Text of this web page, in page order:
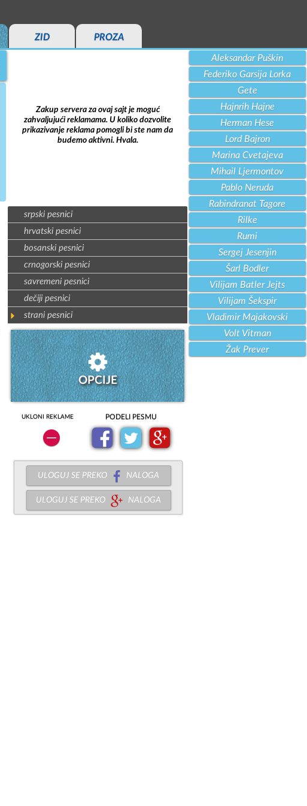
ZID PROZA
Zakup servera za ovaj sajt je moguć
zahvaljujući reklamama. U koliko dozvolite
prikazivanje reklama pomogli bi ste nam da
budemo aktivni. Hvala.
srpski pesnici
hrvatski pesnici
bosanski pesnici
crnogorski pesnici
savremeni pesnici
dečiji pesnici
strani pesnici
OPCIJE
UKLONI REKLAME PODELI PESMU
ULOGUJ SE PREKO NALOGA
ULOGUJ SE PREKO NALOGA
Aleksandar Puškin
Federiko Garsija Lorka
Gete
Hajnrih Hajne
Herman Hese
Lord Bajron
Marina Cvetajeva
Mihail Ljermontov
Pablo Neruda
Rabindranat Tagore
Rilke
Rumi
Sergej Jesenjin
Šarl Bodler
Vilijam Batler Jejts
Vilijam Šekspir
Vladimir Majakovski
Volt Vitman
Žak Prever